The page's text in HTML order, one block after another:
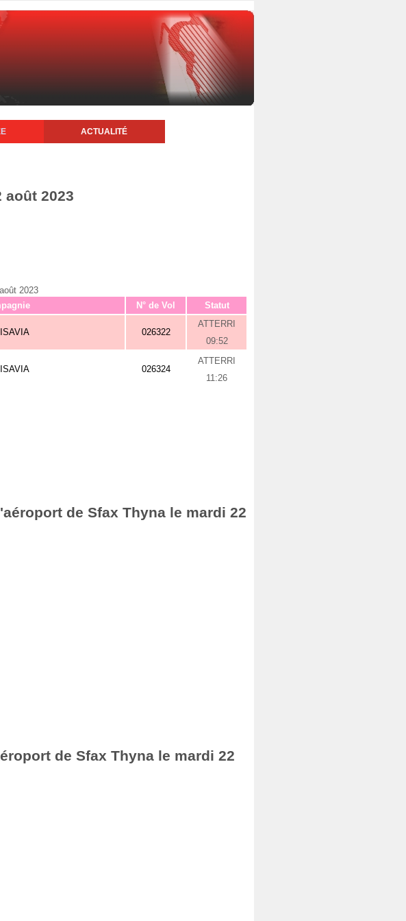
ACTUALITÉ
août 2023
2023
N° de Vol Statut
026322
ATTERRI
09:52
026324
ATTERRI
11:26
de Sfax Thyna le mardi 22
de Sfax Thyna le mardi 22